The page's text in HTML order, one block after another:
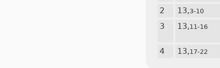
2 13,3-10
3 13,11-16
4 13,17-22